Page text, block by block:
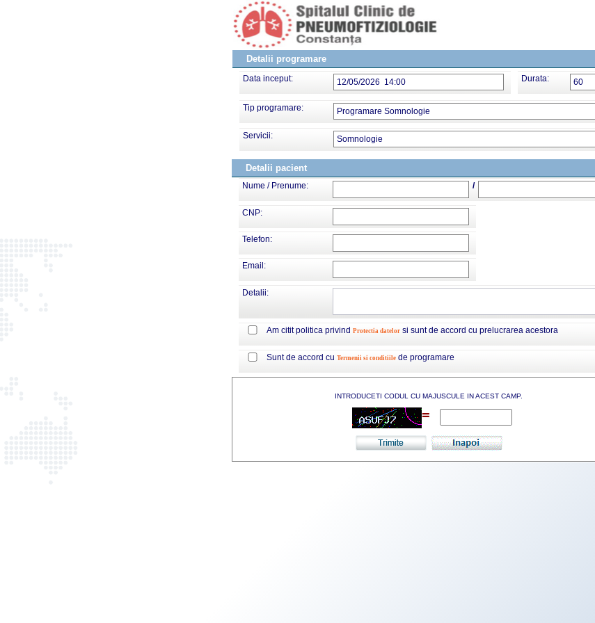
Detalii programare
Data inceput: 12/05/2026 14:00 Durata: 60
Tip programare: Programare Somnologie
Servicii: Somnologie
Detalii pacient
Nume / Prenume: /
CNP:
Telefon:
Email:
Detalii:
Am citit politica privind Protectia datelor si sunt de accord cu prelucrarea acestora
Sunt de accord cu Termenii si conditiile de programare
INTRODUCETI CODUL CU MAJUSCULE IN ACEST CAMP.
=